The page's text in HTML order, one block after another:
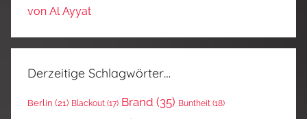
von Al Ayyat
Derzeitige Schlagwörter…
Berlin (21) Blackout (17) Brand (35) Buntheit (18)